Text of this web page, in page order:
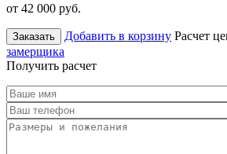
от 42 000 руб.
Заказать Добавить в корзину Расчет
замерщика
Получить расчет